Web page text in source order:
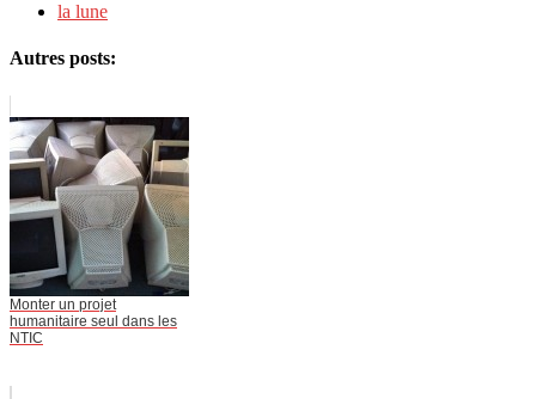
la lune
Autres posts:
Monter un projet
humanitaire seul dans les
NTIC